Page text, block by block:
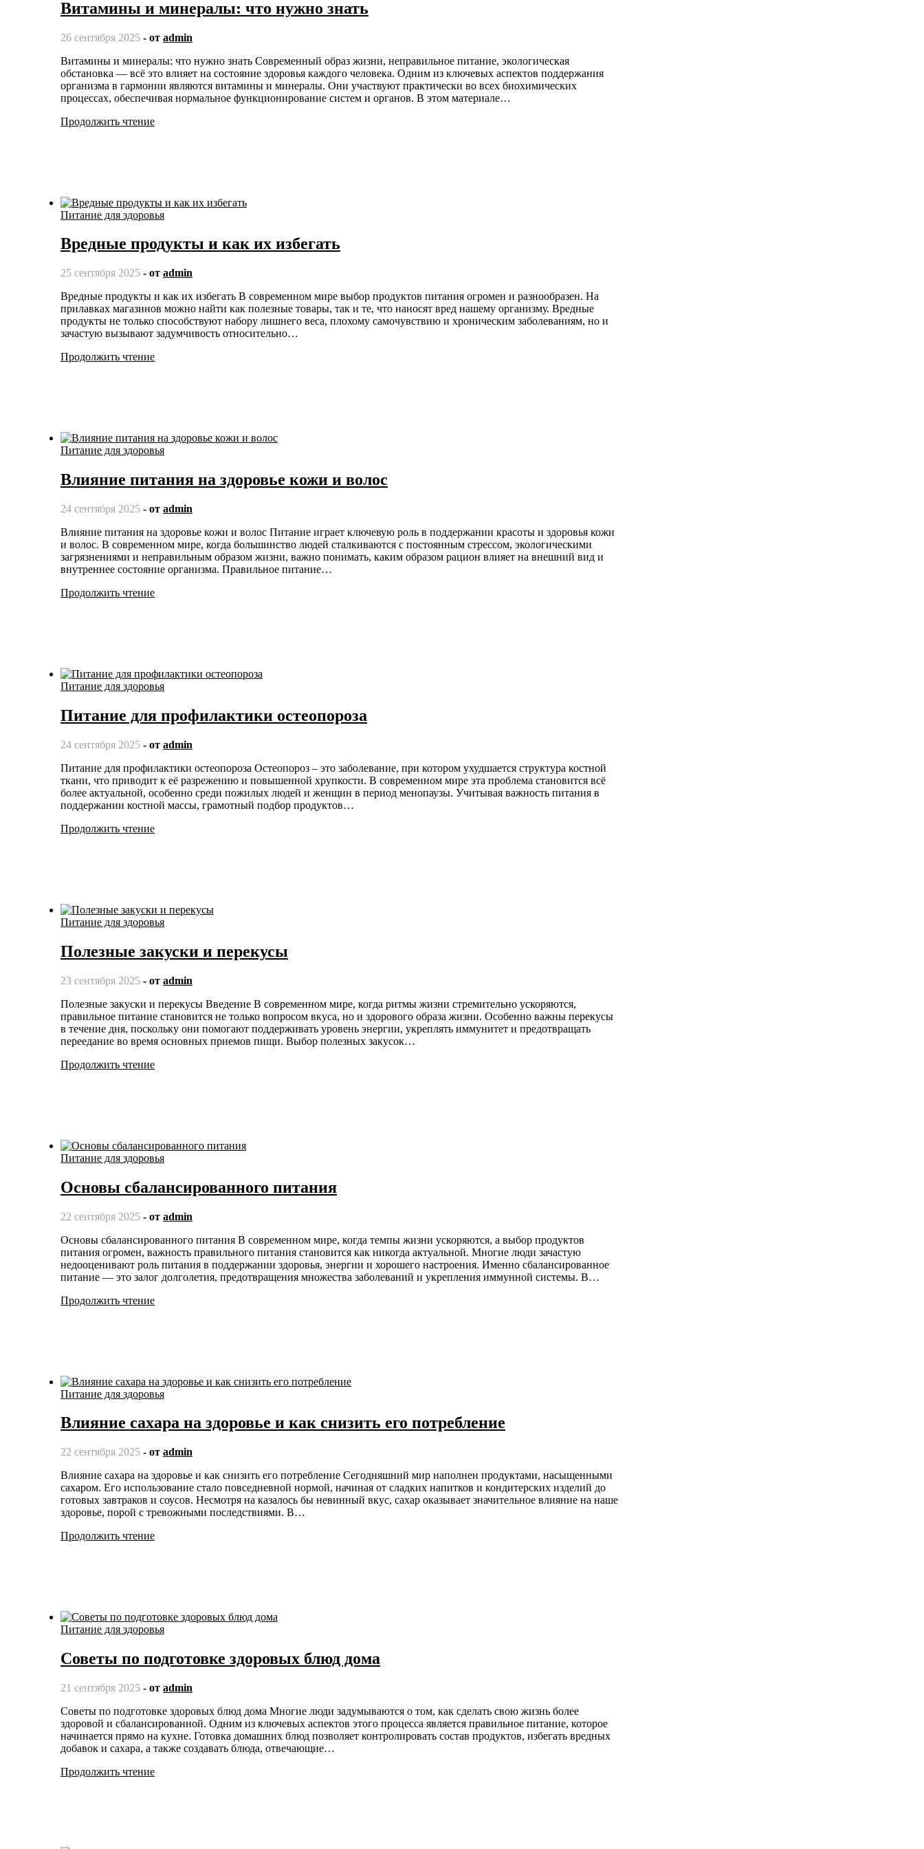
Витамины и минералы: что нужно знать
26 сентября 2025 - от admin
Витамины и минералы: что нужно знать Современный образ жизни, неправильное питание, экологическая
обстановка — всё это влияет на состояние здоровья каждого человека. Одним из ключевых аспектов поддержания
организма в гармонии являются витамины и минералы. Они участвуют практически во всех биохимических
процессах, обеспечивая нормальное функционирование систем и органов. В этом материале…
Продолжить чтение
Питание для здоровья
Вредные продукты и как их избегать
25 сентября 2025 - от admin
Вредные продукты и как их избегать В современном мире выбор продуктов питания огромен и разнообразен. На
прилавках магазинов можно найти как полезные товары, так и те, что наносят вред нашему организму. Вредные
продукты не только способствуют набору лишнего веса, плохому самочувствию и хроническим заболеваниям, но и
зачастую вызывают задумчивость относительно…
Продолжить чтение
Питание для здоровья
Влияние питания на здоровье кожи и волос
24 сентября 2025 - от admin
Влияние питания на здоровье кожи и волос Питание играет ключевую роль в поддержании красоты и здоровья кожи
и волос. В современном мире, когда большинство людей сталкиваются с постоянным стрессом, экологическими
загрязнениями и неправильным образом жизни, важно понимать, каким образом рацион влияет на внешний вид и
внутреннее состояние организма. Правильное питание…
Продолжить чтение
Питание для здоровья
Питание для профилактики остеопороза
24 сентября 2025 - от admin
Питание для профилактики остеопороза Остеопороз – это заболевание, при котором ухудшается структура костной
ткани, что приводит к её разрежению и повышенной хрупкости. В современном мире эта проблема становится всё
более актуальной, особенно среди пожилых людей и женщин в период менопаузы. Учитывая важность питания в
поддержании костной массы, грамотный подбор продуктов…
Продолжить чтение
Питание для здоровья
Полезные закуски и перекусы
23 сентября 2025 - от admin
Полезные закуски и перекусы Введение В современном мире, когда ритмы жизни стремительно ускоряются,
правильное питание становится не только вопросом вкуса, но и здорового образа жизни. Особенно важны перекусы
в течение дня, поскольку они помогают поддерживать уровень энергии, укреплять иммунитет и предотвращать
переедание во время основных приемов пищи. Выбор полезных закусок…
Продолжить чтение
Питание для здоровья
Основы сбалансированного питания
22 сентября 2025 - от admin
Основы сбалансированного питания В современном мире, когда темпы жизни ускоряются, а выбор продуктов
питания огромен, важность правильного питания становится как никогда актуальной. Многие люди зачастую
недооценивают роль питания в поддержании здоровья, энергии и хорошего настроения. Именно сбалансированное
питание — это залог долголетия, предотвращения множества заболеваний и укрепления иммунной системы. В…
Продолжить чтение
Питание для здоровья
Влияние сахара на здоровье и как снизить его потребление
22 сентября 2025 - от admin
Влияние сахара на здоровье и как снизить его потребление Сегодняшний мир наполнен продуктами, насыщенными
сахаром. Его использование стало повседневной нормой, начиная от сладких напитков и кондитерских изделий до
готовых завтраков и соусов. Несмотря на казалось бы невинный вкус, сахар оказывает значительное влияние на наше
здоровье, порой с тревожными последствиями. В…
Продолжить чтение
Питание для здоровья
Советы по подготовке здоровых блюд дома
21 сентября 2025 - от admin
Советы по подготовке здоровых блюд дома Многие люди задумываются о том, как сделать свою жизнь более
здоровой и сбалансированной. Одним из ключевых аспектов этого процесса является правильное питание, которое
начинается прямо на кухне. Готовка домашних блюд позволяет контролировать состав продуктов, избегать вредных
добавок и сахара, а также создавать блюда, отвечающие…
Продолжить чтение